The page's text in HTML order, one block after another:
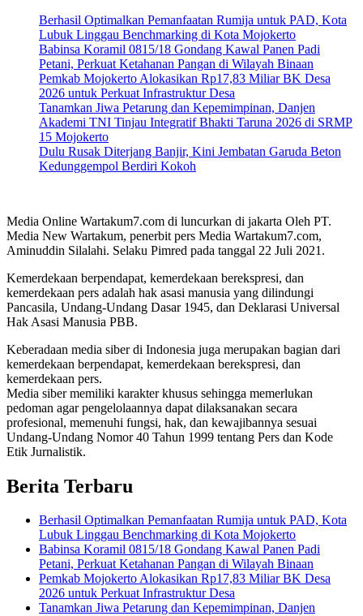
Berhasil Optimalkan Pemanfaatan Rumija untuk PAD, Kota
Lubuk Linggau Benchmarking di Kota Mojokerto
Babinsa Koramil 0815/18 Gondang Kawal Panen Padi
Petani, Perkuat Ketahanan Pangan di Wilayah Binaan
Pemkab Mojokerto Alokasikan Rp17,83 Miliar BK Desa
2026 untuk Perkuat Infrastruktur Desa
Tanamkan Jiwa Petarung dan Kepemimpinan, Danjen
Akademi TNI Tinjau Integratif Bhakti Taruna 2026 di SRMP
15 Mojokerto
Dulu Rusak Diterjang Banjir, Kini Jembatan Garuda Beton
Kedunggempol Berdiri Kokoh
Media Online Wartakum7.com di luncurkan di jakarta Oleh PT.
Media New Wartakum, penerbit pers Media Wartakum7.com,
Aminuddin Silalahi. Selaku Pimred pada tanggal 22 Juli 2021.
Kemerdekaan berpendapat, kemerdekaan berekspresi, dan
kemerdekaan pers adalah hak asasi manusia yang dilindungi
Pancasila, Undang-Undang Dasar 1945, dan Deklarasi Universal
Hak Asasi Manusia PBB.
Keberadaan media siber di Indonesia juga merupakan bagian dari
kemerdekaan berpendapat, kemerdekaan berekspresi, dan
kemerdekaan pers.
Media siber memiliki karakter khusus sehingga memerlukan
pedoman agar pengelolaannya dapat dilaksanakan secara
profesional, memenuhi fungsi, hak, dan kewajibannya sesuai
Undang-Undang Nomor 40 Tahun 1999 tentang Pers dan Kode
Etik Jurnalistik.
Berita Terbaru
Berhasil Optimalkan Pemanfaatan Rumija untuk PAD, Kota
Lubuk Linggau Benchmarking di Kota Mojokerto
Babinsa Koramil 0815/18 Gondang Kawal Panen Padi
Petani, Perkuat Ketahanan Pangan di Wilayah Binaan
Pemkab Mojokerto Alokasikan Rp17,83 Miliar BK Desa
2026 untuk Perkuat Infrastruktur Desa
Tanamkan Jiwa Petarung dan Kepemimpinan, Danjen